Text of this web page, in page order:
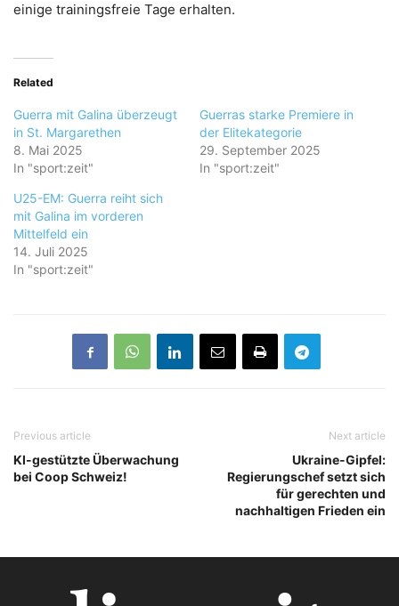
einige trainingsfreie Tage erhalten.
Related
Guerra mit Galina überzeugt
in St. Margarethen
8. Mai 2025
In "sport:zeit"
Guerras starke Premiere in
der Elitekategorie
29. September 2025
In "sport:zeit"
U25-EM: Guerra reiht sich
mit Galina im vorderen
Mittelfeld ein
14. Juli 2025
In "sport:zeit"
Previous article
KI-gestützte Überwachung
bei Coop Schweiz!
Next article
Ukraine-Gipfel:
Regierungschef setzt sich
für gerechten und
nachhaltigen Frieden ein